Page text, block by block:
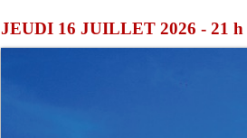
JEUDI 16 JUILLET 2026 - 21 h